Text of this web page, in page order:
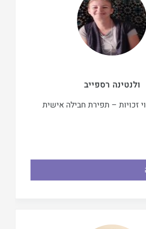
ולנטינה רספייב
זכויות – תפירת חבילה אישית